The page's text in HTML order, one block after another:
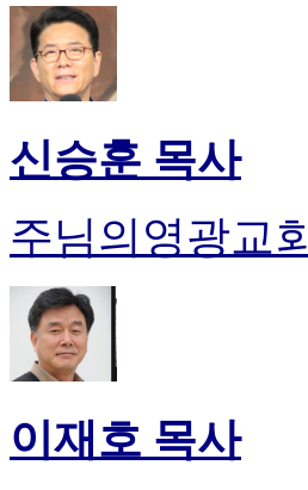
신승훈 목사
주님의영광교회
이재호 목사